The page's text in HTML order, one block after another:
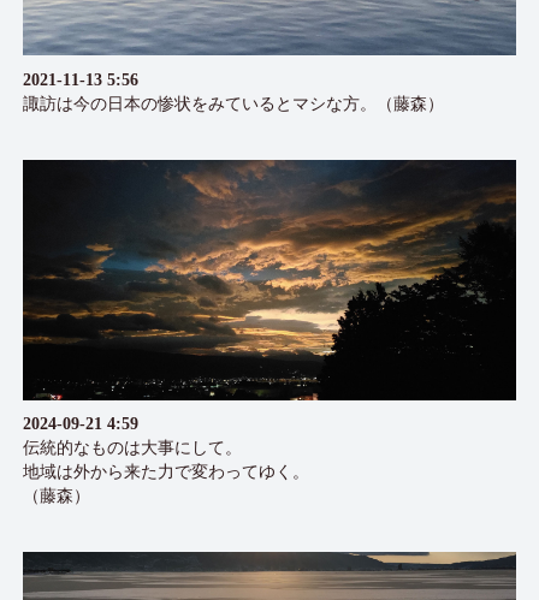
2021-11-13 5:56
諏訪は今の日本の惨状をみているとマシな方。（藤森）
2024-09-21 4:59
伝統的なものは大事にして。
地域は外から来た力で変わってゆく。
（藤森）